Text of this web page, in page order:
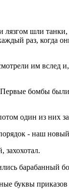
шли
раз, когда
им вслед
Первые бомбы
один из них
- наш
захохотал.
буквы